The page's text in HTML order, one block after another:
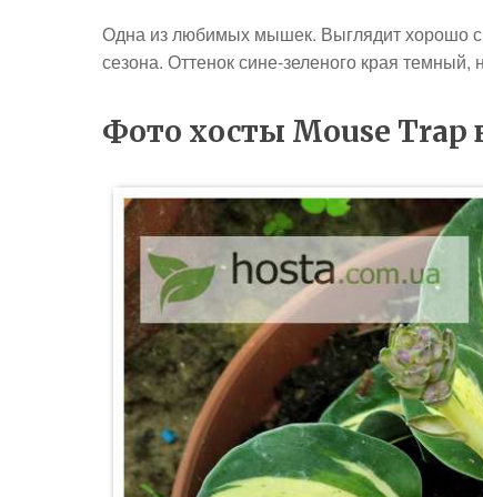
Одна из любимых мышек. Выглядит хорошо с
сезона. Оттенок сине-зеленого края темный,
Фото хосты Mouse Trap